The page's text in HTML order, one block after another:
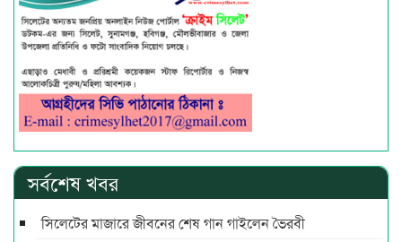
সর্বশেষ খবর
সিলেটের মাজারে জীবনের শেষ গান গাইলেন ভৈরবী